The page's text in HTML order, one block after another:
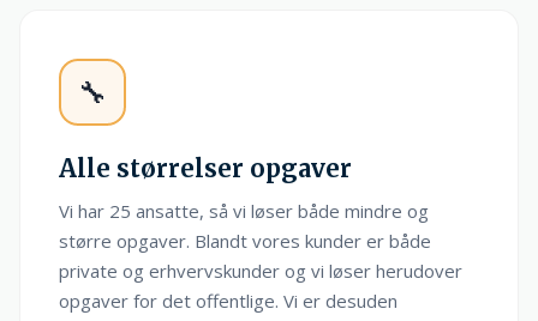
🔧
Alle størrelser opgaver
Vi har 25 ansatte, så vi løser både mindre og
større opgaver. Blandt vores kunder er både
private og erhvervskunder og vi løser herudover
opgaver for det offentlige. Vi er desuden